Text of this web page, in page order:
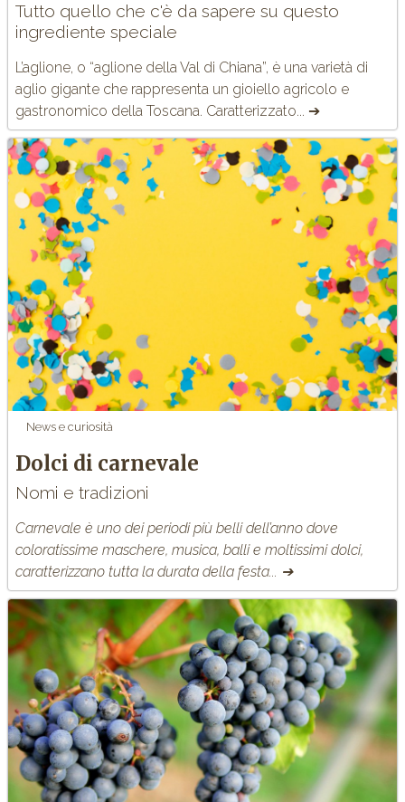
Tutto quello che c'è da sapere su questo
ingrediente speciale
L’aglione, o “aglione della Val di Chiana”, è una varietà di
aglio gigante che rappresenta un gioiello agricolo e
gastronomico della Toscana. Caratterizzato... ➔
News e curiosità
Dolci di carnevale
Nomi e tradizioni
Carnevale è uno dei periodi più belli dell’anno dove
coloratissime maschere, musica, balli e moltissimi dolci,
caratterizzano tutta la durata della festa... ➔